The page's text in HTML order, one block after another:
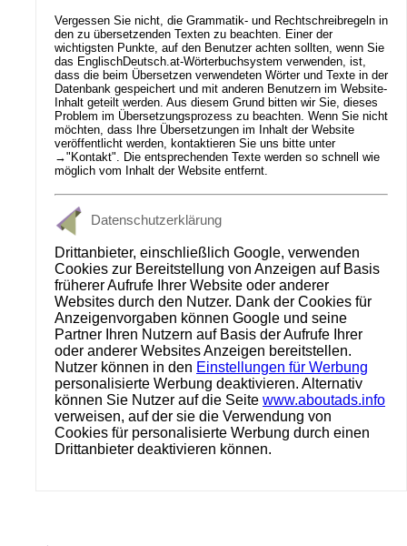
Vergessen Sie nicht, die Grammatik- und Rechtschreibregeln in
den zu übersetzenden Texten zu beachten. Einer der
wichtigsten Punkte, auf den Benutzer achten sollten, wenn Sie
das EnglischDeutsch.at-Wörterbuchsystem verwenden, ist,
dass die beim Übersetzen verwendeten Wörter und Texte in der
Datenbank gespeichert und mit anderen Benutzern im Website-
Inhalt geteilt werden. Aus diesem Grund bitten wir Sie, dieses
Problem im Übersetzungsprozess zu beachten. Wenn Sie nicht
möchten, dass Ihre Übersetzungen im Inhalt der Website
veröffentlicht werden, kontaktieren Sie uns bitte unter
→"Kontakt" . Die entsprechenden Texte werden so schnell wie
möglich vom Inhalt der Website entfernt.
Datenschutzerklärung
Drittanbieter, einschließlich Google, verwenden
Cookies zur Bereitstellung von Anzeigen auf Basis
früherer Aufrufe Ihrer Website oder anderer
Websites durch den Nutzer. Dank der Cookies für
Anzeigenvorgaben können Google und seine
Partner Ihren Nutzern auf Basis der Aufrufe Ihrer
oder anderer Websites Anzeigen bereitstellen.
Nutzer können in den Einstellungen für Werbung
personalisierte Werbung deaktivieren. Alternativ
können Sie Nutzer auf die Seite www.aboutads.info
verweisen, auf der sie die Verwendung von
Cookies für personalisierte Werbung durch einen
Drittanbieter deaktivieren können.